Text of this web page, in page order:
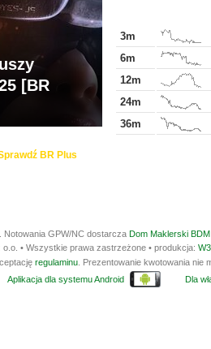
3m
6m
12m
24m
36m
[BR
BR Plus
Notowania GPW/NC dostarcza Dom Maklerski
• Wszystkie prawa zastrzeżone • produkcja:
regulaminu . Prezentowanie kwotowania
Aplikacja dla systemu Android Dla